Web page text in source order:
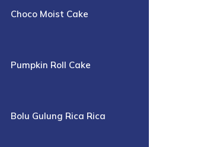
Choco Moist Cake
Pumpkin Roll Cake
Bolu Gulung Rica Rica